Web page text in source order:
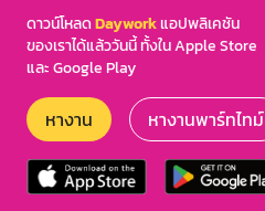
ดาวน์โหลดDayworkแอปพลิเคชัน
ของเราได้แล้ววันนี้ ทั้งใน Apple Store
และ Google Play
หางาน หางานพาร์ทไทม์